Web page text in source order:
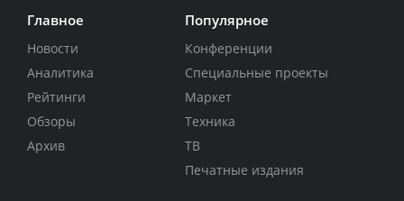
Главное
Новости
Аналитика
Рейтинги
Обзоры
Архив
Популярное
Конференции
Специальные проекты
Маркет
Техника
ТВ
Печатные издания